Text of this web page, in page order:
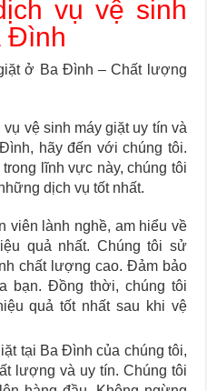
vụ vệ sinh
Đình
ở Ba Đình – Chất lượng
vệ sinh máy giặt uy tín và
hãy đến với chúng tôi.
lĩnh vực này, chúng tôi
dịch vụ tốt nhất.
viên lành nghề, am hiểu về
quả nhất. Chúng tôi sử
chất lượng cao. Đảm bảo
bạn. Đồng thời, chúng tôi
quả tốt nhất sau khi vệ
tại Ba Đình của chúng tôi,
lượng và uy tín. Chúng tôi